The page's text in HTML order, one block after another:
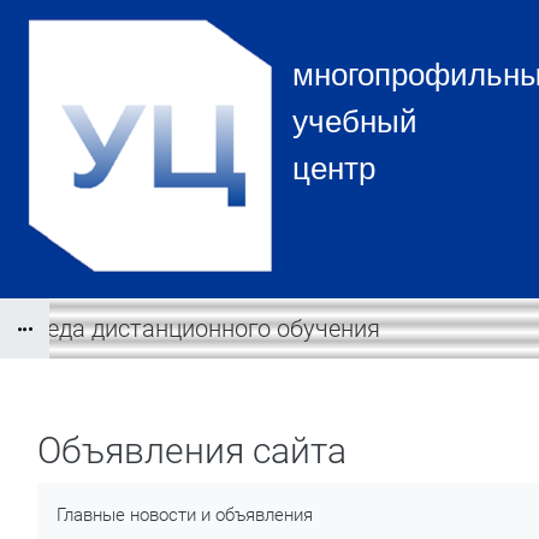
учебный
центр
Среда дистанционного обучения
Блоки
Объявления сайта
Главные новости и объявления